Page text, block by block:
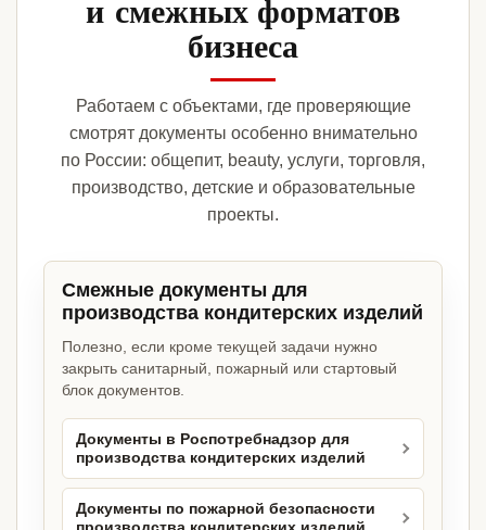
и смежных форматов
бизнеса
Работаем с объектами, где проверяющие
смотрят документы особенно внимательно
по России: общепит, beauty, услуги, торговля,
производство, детские и образовательные
проекты.
Смежные документы для
производства кондитерских изделий
Полезно, если кроме текущей задачи нужно
закрыть санитарный, пожарный или стартовый
блок документов.
Документы в Роспотребнадзор для
производства кондитерских изделий
Документы по пожарной безопасности